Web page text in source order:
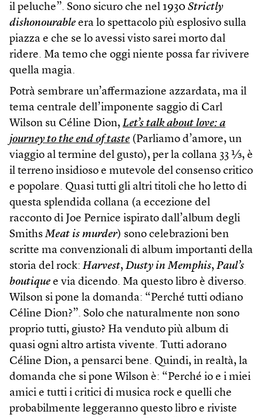
il peluche”. Sono sicuro che nel 1930 Strictly
dishonourable era lo spettacolo più esplosivo sulla
piazza e che se lo avessi visto sarei morto dal
ridere. Ma temo che oggi niente possa far rivivere
quella magia.
Potrà sembrare un’affermazione azzardata, ma il
tema centrale dell’imponente saggio di Carl
Wilson su Céline Dion, Let’s talk about love: a
journey to the end of taste (Parliamo d’amore, un
viaggio al termine del gusto), per la collana 33 ⅓, è
il terreno insidioso e mutevole del consenso critico
e popolare. Quasi tutti gli altri titoli che ho letto di
questa splendida collana (a eccezione del
racconto di Joe Pernice ispirato dall’album degli
SmithsMeat is murder) sono celebrazioni ben
scritte ma convenzionali di album importanti della
storia del rock: Harvest, Dusty in Memphis, Paul’s
boutique e via dicendo. Ma questo libro è diverso.
Wilson si pone la domanda: “Perché tutti odiano
Céline Dion?”. Solo che naturalmente non sono
proprio tutti, giusto? Ha venduto più album di
quasi ogni altro artista vivente. Tutti adorano
Céline Dion, a pensarci bene. Quindi, in realtà, la
domanda che si pone Wilson è: “Perché io e i miei
amici e tutti i critici di musica rock e quelli che
probabilmente leggeranno questo libro e riviste